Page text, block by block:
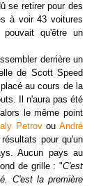
se retirer pour des
à voir 43 voitures
qu'être un
derrière un
de Scott Speed
au cours de la
Il n'aura pas été
le même point
PetrovouAndré
pour qu'un
Aucun pays au
de grille : "C'est
C'est la première